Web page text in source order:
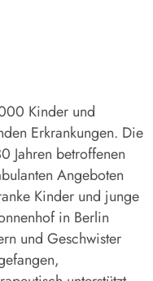
Kinder und
Erkrankungen. Die
Jahren betroffenen
Angeboten
Kinder und junge
in Berlin
und Geschwister